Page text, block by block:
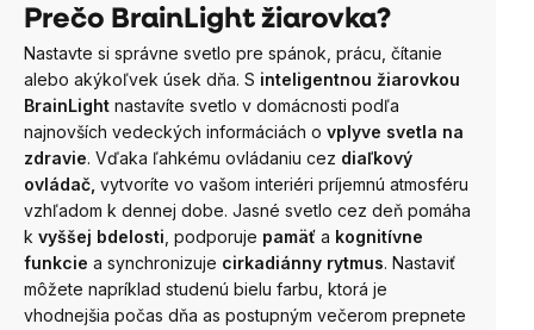
Prečo BrainLight žiarovka?
Nastavte si správne svetlo pre spánok, prácu, čítanie
alebo akýkoľvek úsek dňa. S inteligentnou žiarovkou
BrainLight nastavíte svetlo v domácnosti podľa
najnovších vedeckých informáciách o vplyve svetla na
zdravie. Vďaka ľahkému ovládaniu cez diaľkový
ovládač, vytvoríte vo vašom interiéri príjemnú atmosféru
vzhľadom k dennej dobe. Jasné svetlo cez deň pomáha
k vyššej bdelosti , podporuje pamäť a kognitívne
funkcie a synchronizuje cirkadiánny rytmus. Nastaviť
môžete napríklad studenú bielu farbu, ktorá je
vhodnejšia počas dňa as postupným večerom prepnete